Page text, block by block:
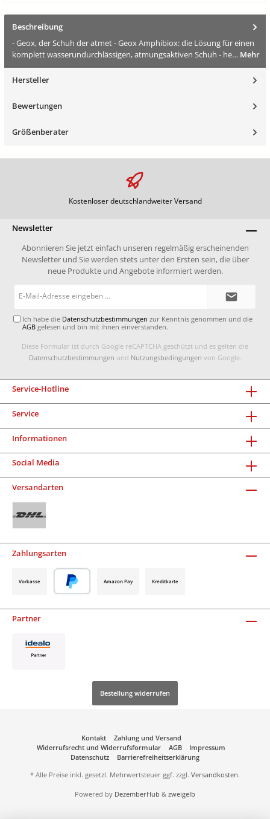
Beschreibung
- Geox, der Schuh der atmet - Geox Amphibiox: die Lösung für einen
komplett wasserundurchlässigen, atmungsaktiven Schuh - he… Mehr
Hersteller
Bewertungen
Größenberater
Kostenloser deutschlandweiter Versand
Newsletter
Abonnieren Sie jetzt einfach unseren regelmäßig erscheinenden
Newsletter und Sie werden stets unter den Ersten sein, die über
neue Produkte und Angebote informiert werden.
Ich habe die Datenschutzbestimmungen zur Kenntnis genommen und die
AGB gelesen und bin mit ihnen einverstanden.
Diese Formular ist durch Google reCAPTCHA geschützt und es gelten die
Datenschutzbestimmungen und Nutzungsbedingungen von Google.
Service-Hotline
Service
Informationen
Social Media
Versandarten
Zahlungsarten
Vorkasse Amazon Pay Kreditkarte
Partner
Bestellung widerrufen
Kontakt
Zahlung und Versand
Widerrufsrecht und Widerrufsformular
AGB
Impressum
Datenschutz
Barrierefreiheitserklärung
* Alle Preise inkl. gesetzl. Mehrwertsteuer ggf. zzgl. Versandkosten.
Powered by DezemberHub & zweigelb